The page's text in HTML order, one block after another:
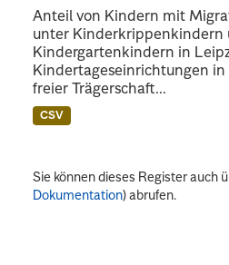
Anteil von Kindern mit
unter Kinderkrippenkindern
Kindergartenkindern in
Kindertageseinrichtungen in
freier Trägerschaft...
CSV
Sie können dieses Register auch
Dokumentation) abrufen.